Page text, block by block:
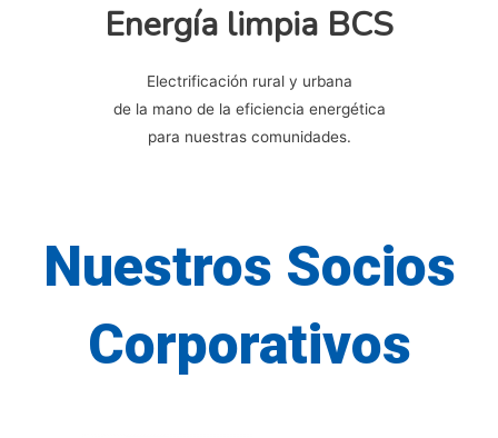
Energía limpia BCS
Electrificación rural y urbana
de la mano de la eficiencia energética
para nuestras comunidades.
Nuestros Socios
Corporativos